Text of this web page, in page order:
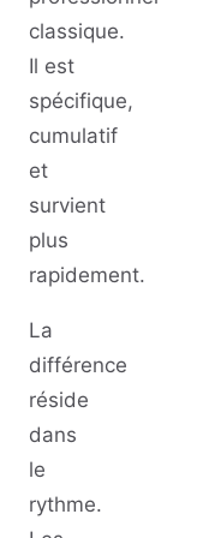
classique.
Il est
spécifique,
cumulatif
et
survient
plus
rapidement.
La
différence
réside
dans
le
rythme.